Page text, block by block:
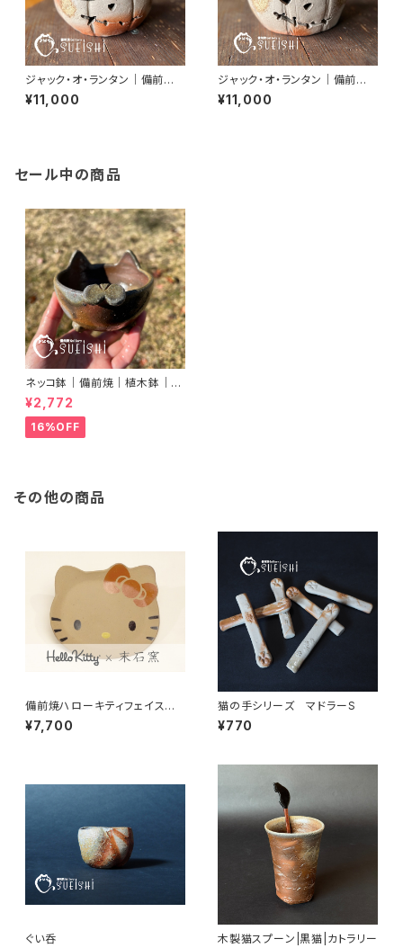
ジャック・オ・ランタン｜備前焼
｜かぼちゃ｜ハロウィン
¥11,000
ジャック・オ・ランタン｜備前焼
｜かぼちゃ｜ハロウィン
¥11,000
セール中の商品
ネッコ鉢｜備前焼｜植木鉢｜ネ
コ型鉢｜多肉植物｜プランター
¥2,772
16%OFF
その他の商品
備前焼ハローキティフェイス皿/
385
¥7,700
猫の手シリーズ マドラーS
¥770
ぐい呑 木製猫スプーン|黒猫|カトラリー